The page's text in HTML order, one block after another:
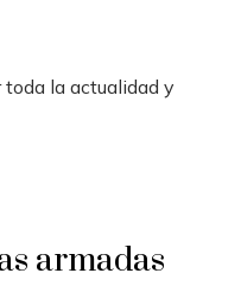
toda la actualidad y
armadas